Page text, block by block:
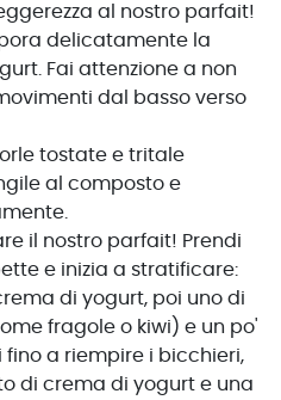
al nostro parfait!
delicatamente la
Fai attenzione a non
dal basso verso
tostate e tritale
al composto e
il nostro parfait! Prendi
e inizia a stratificare:
di yogurt, poi uno di
fragole o kiwi) e un po'
a riempire i bicchieri,
di crema di yogurt e una